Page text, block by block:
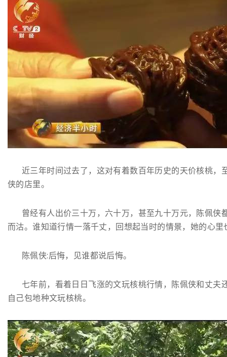
近三年时间过去了，这对有着数百年历史的天价核桃，
侠的店里。
曾经有人出价三十万，六十万，甚至九十万元，陈佩侠
而沽。谁知道行情一落千丈，回想起当时的情景，她的心里
陈佩侠:后悔，见谁都说后悔。
七年前，看着日日飞涨的文玩核桃行情，陈佩侠和丈夫
自己包地种文玩核桃。